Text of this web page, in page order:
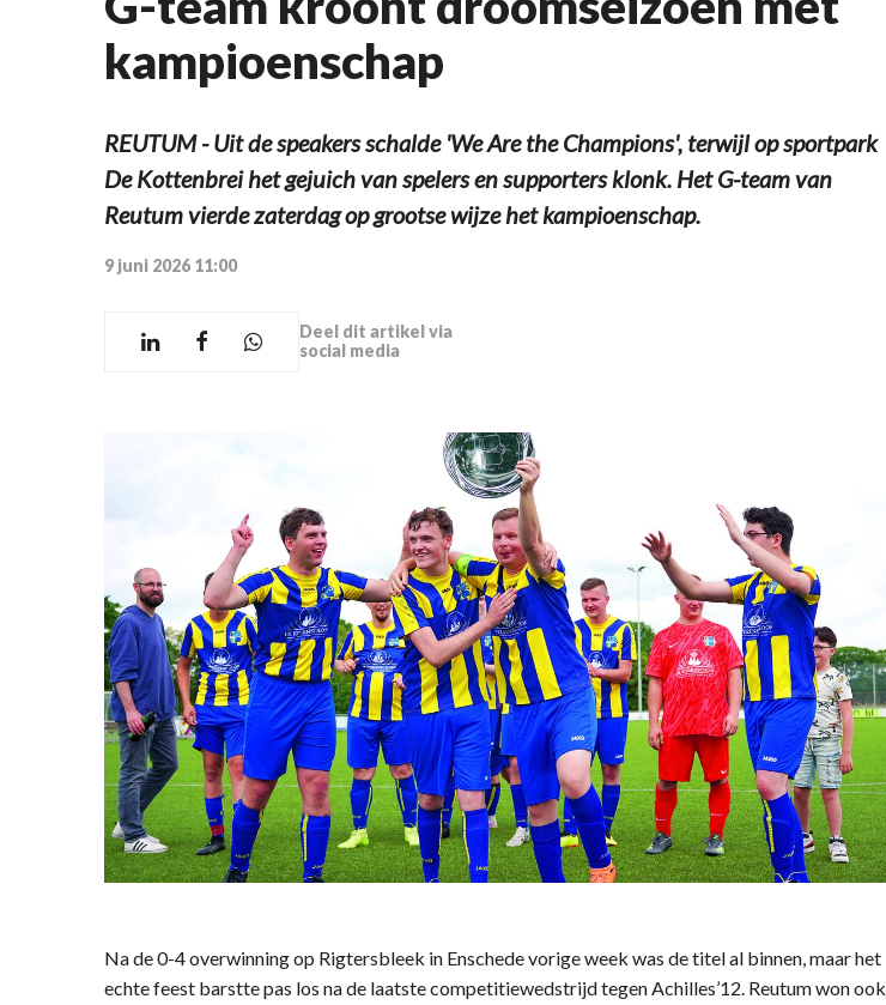
kampioenschap
REUTUM - Uit de speakers schalde 'We Are the Champions', terwijl op sportpark
De Kottenbrei het gejuich van spelers en supporters klonk. Het G-team van
Reutum vierde zaterdag op grootse wijze het kampioenschap.
9 juni 2026 11:00
Deel dit artikel via
social media
Na de 0-4 overwinning op Rigtersbleek in Enschede vorige week was de titel al binnen, maar het
echte feest barstte pas los na de laatste competitiewedstrijd tegen Achilles’12. Reutum won ook